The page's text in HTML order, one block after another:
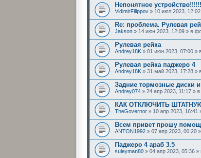
Непонятное устройство!!!!!!
VldimirFilippov » 10 июл 2023,
Re: проблема. Рулевая
Jakson » 14 июн 2023, 12:09 » в
Рулевая рейка
Andrey18K » 01 июн 2023, 07:00 »
Рулевая рейка паджеро 4
Andrey18K » 31 май 2023, 17:28 »
Задние тормозные диски
Andrey074 » 24 апр 2023, 11:17 »
КАК ОТКЛЮЧИТЬ ШТАТНУЮ
TheGovernor » 10 апр 2023,
Всем привет прошу
ANTON1992 » 07 апр 2023, 00:20
Паджеро 4 араб 3.5
suleyman80 » 04 апр 2023, 05:36